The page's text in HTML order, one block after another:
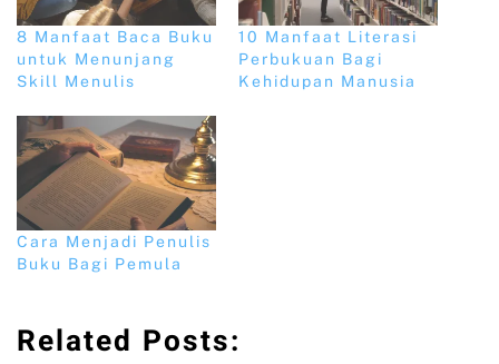
8 Manfaat Baca Buku
untuk Menunjang
Skill Menulis
10 Manfaat Literasi
Perbukuan Bagi
Kehidupan Manusia
Cara Menjadi Penulis
Buku Bagi Pemula
Related Posts: